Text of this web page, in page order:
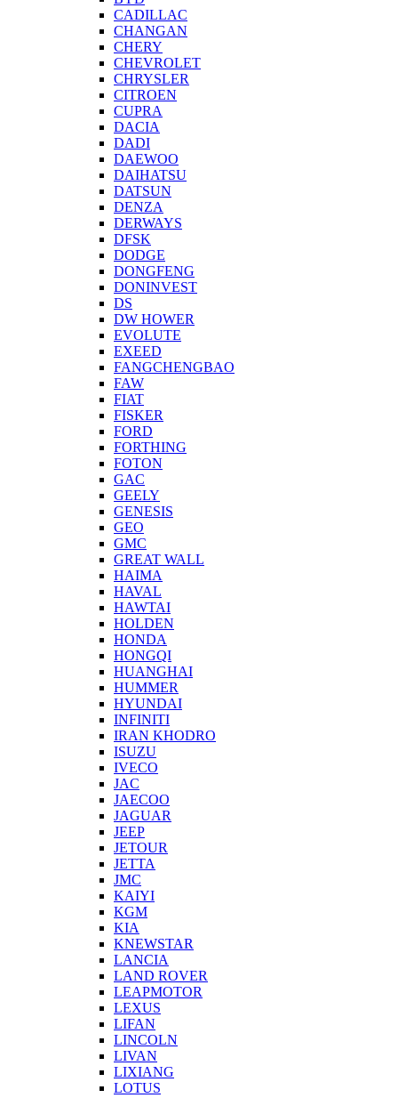
CADILLAC
CHANGAN
CHERY
CHEVROLET
CHRYSLER
CITROEN
CUPRA
DACIA
DADI
DAEWOO
DAIHATSU
DATSUN
DENZA
DERWAYS
DFSK
DODGE
DONGFENG
DONINVEST
DS
DW HOWER
EVOLUTE
EXEED
FANGCHENGBAO
FAW
FIAT
FISKER
FORD
FORTHING
FOTON
GAC
GEELY
GENESIS
GEO
GMC
GREAT WALL
HAIMA
HAVAL
HAWTAI
HOLDEN
HONDA
HONGQI
HUANGHAI
HUMMER
HYUNDAI
INFINITI
IRAN KHODRO
ISUZU
IVECO
JAC
JAECOO
JAGUAR
JEEP
JETOUR
JETTA
JMC
KAIYI
KGM
KIA
KNEWSTAR
LANCIA
LAND ROVER
LEAPMOTOR
LEXUS
LIFAN
LINCOLN
LIVAN
LIXIANG
LOTUS